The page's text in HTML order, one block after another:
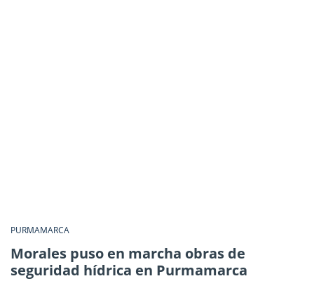
PURMAMARCA
Morales puso en marcha obras de
seguridad hídrica en Purmamarca